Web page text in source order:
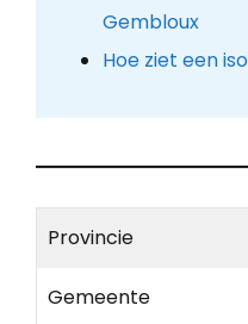
Gembloux
Hoe ziet een
Provincie
Gemeente